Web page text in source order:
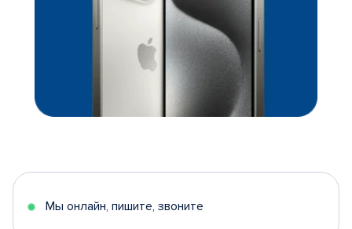
Мы онлайн, пишите, звоните